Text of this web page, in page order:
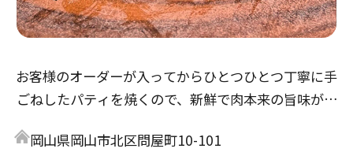
お客様のオーダーが入ってからひとつひとつ丁寧に手
ごねしたパティを焼くので、新鮮で肉本来の旨味が楽
バーガーだけでなく、多彩なプレートメニューも人気
岡山県岡山市北区問屋町10-101